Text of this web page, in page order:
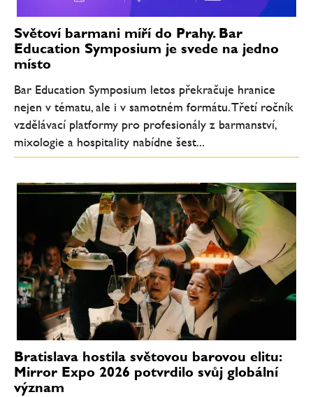
Světoví barmani míří do Prahy. Bar
Education Symposium je svede na jedno
místo
Bar Education Symposium letos překračuje hranice
nejen v tématu, ale i v samotném formátu. Třetí ročník
vzdělávací platformy pro profesionály z barmanství,
mixologie a hospitality nabídne šest...
Bratislava hostila světovou barovou elitu:
Mirror Expo 2026 potvrdilo svůj globální
význam